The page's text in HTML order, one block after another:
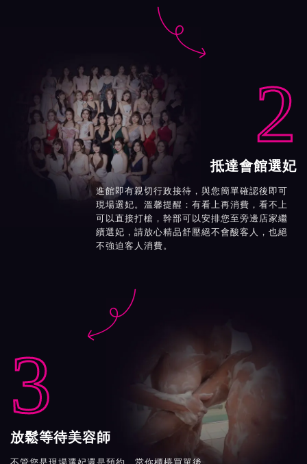

2
抵達會館選妃
進館即有親切行政接待，與您簡單確認後即可
現場選妃。溫馨提醒：有看上再消費，看不上
可以直接打槍，幹部可以安排您至旁邊店家繼
續選妃，請放心精品舒壓絕不會酸客人，也絕
不強迫客人消費。

3
放鬆等待美容師